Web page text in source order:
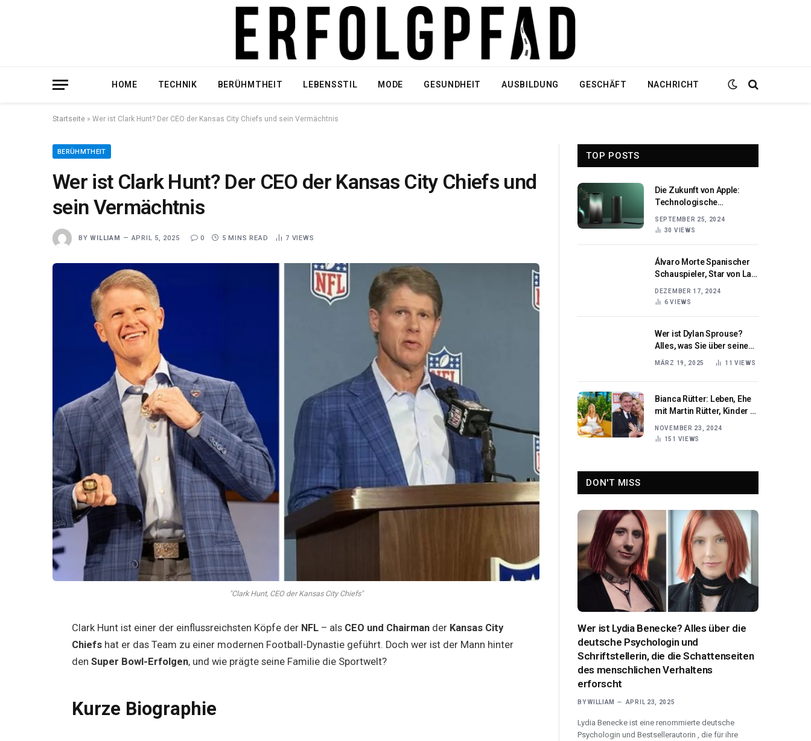
HOME TECHNIK BERÜHMTHEIT LEBENSSTIL MODE GESUNDHEIT AUSBILDUNG GESCHÄFT NACHRICHT
Startseite » Wer ist Clark Hunt? Der CEO der Kansas City Chiefs und sein Vermächtnis
BERÜHMTHEIT
Wer ist Clark Hunt? Der CEO der Kansas City Chiefs und
sein Vermächtnis
BY WILLIAM APRIL 5, 2025 0 5 MINS READ 7 VIEWS
"Clark Hunt, CEO der Kansas City Chiefs"
Clark Hunt ist einer der einflussreichsten Köpfe der NFL– als CEO und Chairmander Kansas City
Chiefshat er das Team zu einer modernen Football-Dynastie geführt. Doch wer ist der Mann hinter
den Super Bowl-Erfolgen, und wie prägte seine Familie die Sportwelt?
Kurze Biographie
TOP POSTS
Die Zukunft von Apple:
Technologische
Innovationen
SEPTEMBER 25, 2024
30 VIEWS
Álvaro Morte Spanischer
Schauspieler, Star von La
DEZEMBER 17, 2024
6VIEWS
Wer ist Dylan Sprouse?
Alles, was Sie über seine
Schauspielkarriere wissen
MÄRZ 19, 2025 11 VIEWS
Bianca Rütter: Leben, Ehe
mit Martin Rütter, Kinder &
NOVEMBER 23, 2024
151 VIEWS
DON'T MISS
Wer ist Lydia Benecke? Alles über die
deutsche Psychologin und
Schriftstellerin, die die Schattenseiten
des menschlichen Verhaltens
erforscht
BY WILLIAM APRIL 23, 2025
Lydia Benecke ist eine renommierte deutsche
Psychologin und Bestsellerautorin , die für ihre